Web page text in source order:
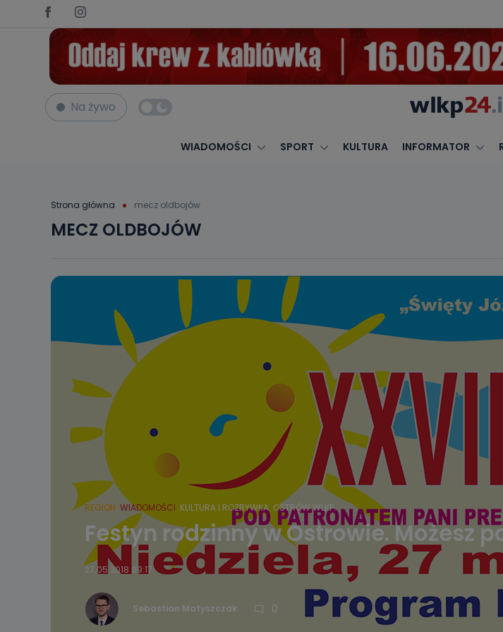
Na żywo
WIADOMOŚCI SPORT KULTURA INFORMATOR
Strona główna mecz oldbojów
MECZ OLDBOJÓW
REGION WIADOMOŚCI KULTURA I ROZRYWKA OSTRÓW WLKP.
Festyn rodzinny w Ostrowie. Możesz
27.05.2018 09:17
Sebastian Matyszczak 0